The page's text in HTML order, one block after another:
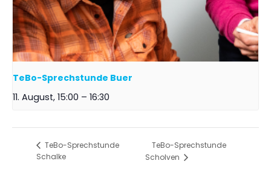
TeBo-Sprechstunde Buer
11. August, 15:00 – 16:30
TeBo-Sprechstunde
Schalke
TeBo-Sprechstunde
Scholven